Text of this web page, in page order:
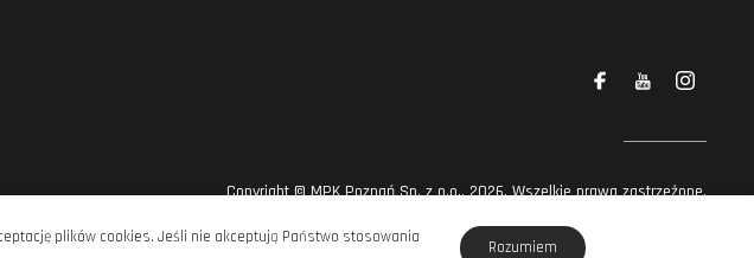
Copyright © MPK Poznań Sp. z o.o., 2026. Wszelkie prawa zastrzeżone.
plików cookies. Jeśli nie akceptują Państwo stosowania
Rozumiem